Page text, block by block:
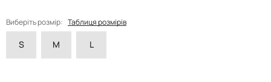
Виберіть розмір: Таблиця розмірів
S M L